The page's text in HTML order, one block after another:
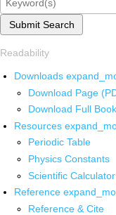
Submit Search
Readability
Downloads
Download Page
Download Full
Resources
Periodic Table
Physics Constants
Scientific Calculator
Reference
Reference & Cite